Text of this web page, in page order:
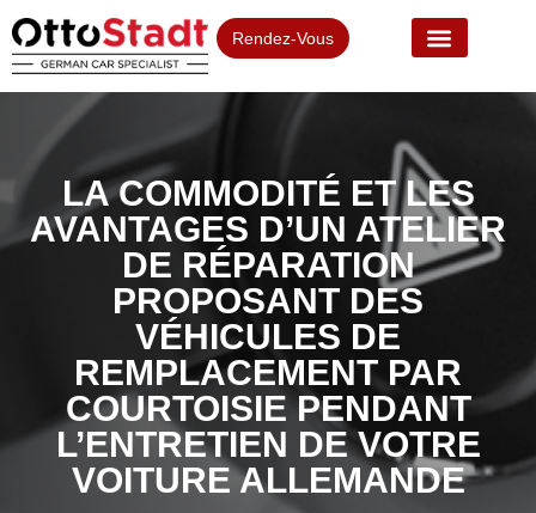
Rendez-Vous
LA COMMODITÉ ET LES
AVANTAGES D’UN ATELIER
DE RÉPARATION
PROPOSANT DES
VÉHICULES DE
REMPLACEMENT PAR
COURTOISIE PENDANT
L’ENTRETIEN DE VOTRE
VOITURE ALLEMANDE